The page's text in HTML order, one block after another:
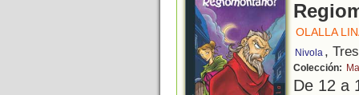
OLALLA
Nivola ,
Colección:
De 12 a